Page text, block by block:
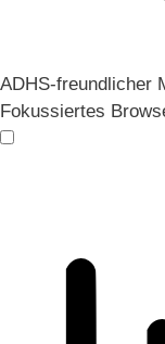
ADHS-freundlicher
Fokussiertes